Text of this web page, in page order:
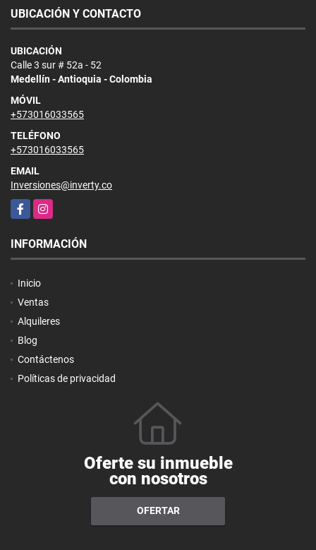
UBICACIÓN Y CONTACTO
UBICACIÓN
Calle 3 sur # 52a - 52
Medellín - Antioquia - Colombia
MÓVIL
+573016033565
TELÉFONO
+573016033565
EMAIL
Inversiones@inverty.co
FacebookInstagram
INFORMACIÓN
Inicio
Ventas
Alquileres
Blog
Contáctenos
Políticas de privacidad
Oferte su inmueble
con nosotros
OFERTAR